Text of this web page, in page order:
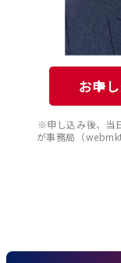
お申
※申し込み後、当
が事務局（